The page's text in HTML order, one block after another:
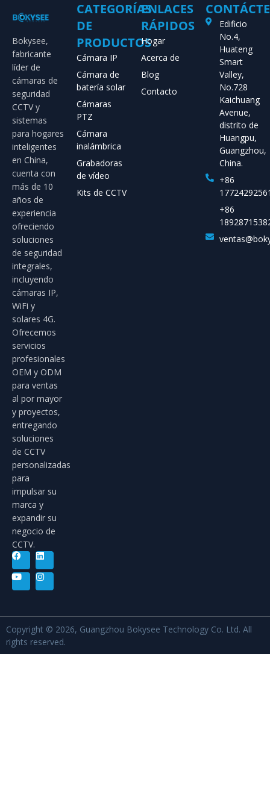
Bokysee,
fabricante
líder de
cámaras de
seguridad
CCTV y
sistemas
para hogares
inteligentes
en China,
cuenta con
más de 10
años de
experiencia
ofreciendo
soluciones
de seguridad
integrales,
incluyendo
cámaras IP,
WiFi y
solares 4G.
Ofrecemos
servicios
profesionales
OEM y ODM
para ventas
al por mayor
y proyectos,
entregando
soluciones
de CCTV
personalizadas
para
impulsar su
marca y
expandir su
negocio de
CCTV.
CATEGORÍAS
DE
PRODUCTOS
Cámara IP
Cámara de
batería solar
Cámaras
PTZ
Cámara
inalámbrica
Grabadoras
de vídeo
Kits de CCTV
ENLACES
RÁPIDOS
Hogar
Acerca de
Blog
Contacto
Edificio
No.4,
Huateng
Smart
Valley,
No.728
Kaichuang
Avenue,
distrito de
Huangpu,
Guangzhou,
China.
+86
+86
Copyright © 2026, Guangzhou Bokysee Technology Co. Ltd. All
rights reserved.